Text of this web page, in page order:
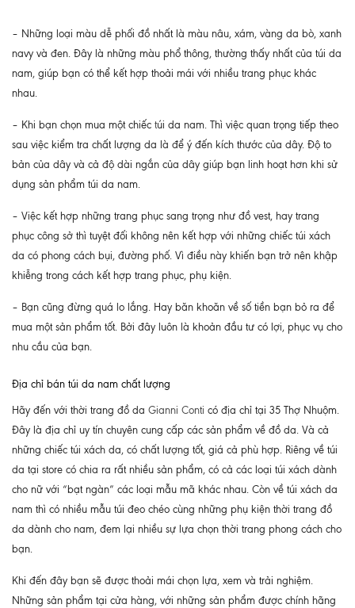
– Những loại màu dễ phối đồ nhất là màu nâu, xám, vàng da bò, xanh
navy và đen. Đây là những màu phổ thông, thường thấy nhất của túi da
nam, giúp bạn có thể kết hợp thoải mái với nhiều trang phục khác
nhau.
– Khi bạn chọn mua một chiếc túi da nam. Thì việc quan trọng tiếp theo
sau việc kiểm tra chất lượng da là để ý đến kích thước của dây. Độ to
bản của dây và cả độ dài ngắn của dây giúp bạn linh hoạt hơn khi sử
dụng sản phẩm túi da nam.
– Việc kết hợp những trang phục sang trọng như đồ vest, hay trang
phục công sở thì tuyệt đối không nên kết hợp với những chiếc túi xách
da có phong cách bụi, đường phố. Vì điều này khiến bạn trở nên khập
khiễng trong cách kết hợp trang phục, phụ kiện.
– Bạn cũng đừng quá lo lắng. Hay băn khoăn về số tiền bạn bỏ ra để
mua một sản phẩm tốt. Bởi đây luôn là khoản đầu tư có lợi, phục vụ cho
nhu cầu của bạn.
Địa chỉ bán túi da nam chất lượng
Hãy đến với thời trang đồ da Gianni Conti có địa chỉ tại 35 Thợ Nhuộm.
Đây là địa chỉ uy tín chuyên cung cấp các sản phẩm về đồ da. Và cả
những chiếc túi xách da, có chất lượng tốt, giá cả phù hợp. Riêng về túi
da tại store có chia ra rất nhiều sản phẩm, có cả các loại túi xách dành
cho nữ với “bạt ngàn” các loại mẫu mã khác nhau. Còn về túi xách da
nam thì có nhiều mẫu túi đeo chéo cùng những phụ kiện thời trang đồ
da dành cho nam, đem lại nhiều sự lựa chọn thời trang phong cách cho
bạn.
Khi đến đây bạn sẽ được thoải mái chọn lựa, xem và trải nghiệm.
Những sản phẩm tại cửa hàng, với những sản phẩm được chính hãng